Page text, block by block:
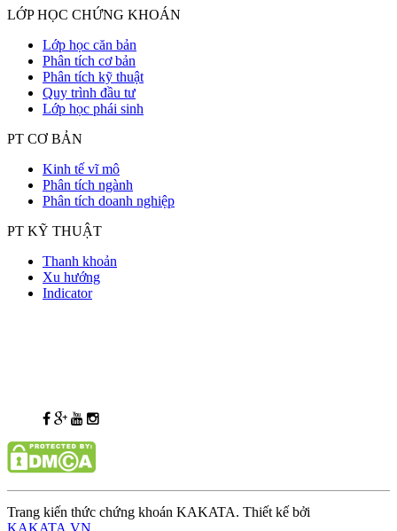
LỚP HỌC CHỨNG KHOÁN
Lớp học căn bản
Phân tích cơ bản
Phân tích kỹ thuật
Quy trình đầu tư
Lớp học phái sinh
PT CƠ BẢN
Kinh tế vĩ mô
Phân tích ngành
Phân tích doanh nghiệp
PT KỸ THUẬT
Thanh khoản
Xu hướng
Indicator
Trang kiến thức chứng khoán KAKATA. Thiết kế bởi
KAKATA.VN